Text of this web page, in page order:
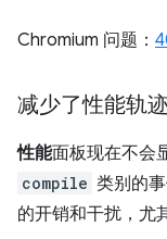
Chromium 问题：
减少了性能轨
性能面板现在不会
compile 类别的
的开销和干扰，尤